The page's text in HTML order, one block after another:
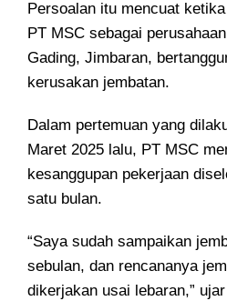
Persoalan itu mencuat
PT MSC sebagai
Gading, Jimbaran,
kerusakan jembatan.
Dalam pertemuan yang
Maret 2025 lalu, PT MSC
kesanggupan pekerjaan
satu bulan.
“Saya sudah sampaikan
sebulan, dan rencananya
dikerjakan usai lebaran,”